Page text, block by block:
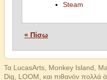
Steam
« Πίσω
Τα LucasArts, Monkey Island,
Dig, LOOM, και πιθανόν πολλά